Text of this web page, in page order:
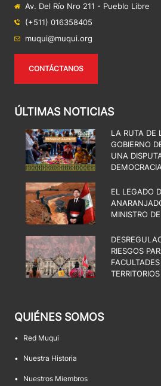
Av. Del Río Nro 211 - Pueblo Libre
(+511) 016358405
muqui@muqui.org
CONTÁCTANOS
ÚLTIMAS NOTICIAS
LA RUTA DE
GOBIERNO
UNA
EL LEGADO
MINISTRO
RIESGOS
QUIÉNES SOMOS
• Red Muqui
• Nuestra Historia
• Nuestros Miembros